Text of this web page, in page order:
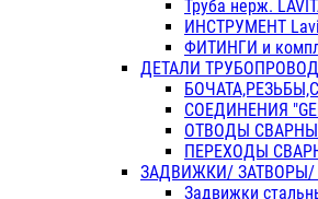
Труба нерж.
ИНСТРУМЕНТ
ФИТИНГИ и
ДЕТАЛИ
СОЕДИНЕНИЯ
ОТВОДЫ
ПЕРЕХОДЫ
ЗАДВИЖКИ/
Задвижки